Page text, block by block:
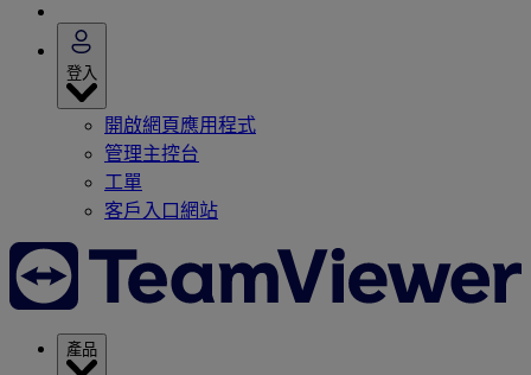
登入
開啟網頁應用程式
管理主控台
工單
客戶入口網站
產品